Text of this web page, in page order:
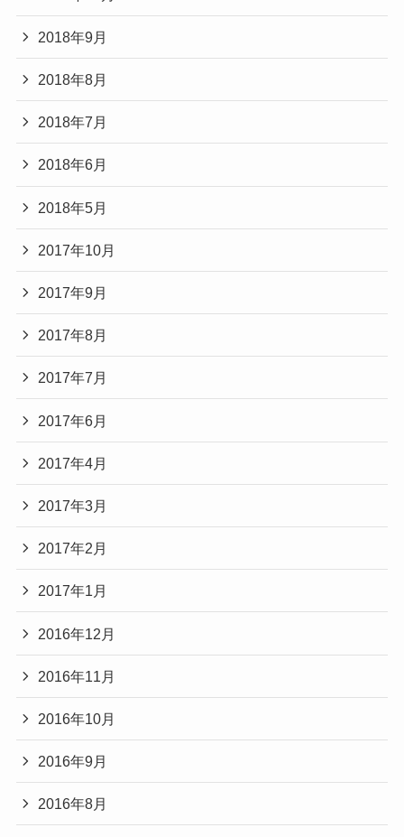
2018年9月
2018年8月
2018年7月
2018年6月
2018年5月
2017年10月
2017年9月
2017年8月
2017年7月
2017年6月
2017年4月
2017年3月
2017年2月
2017年1月
2016年12月
2016年11月
2016年10月
2016年9月
2016年8月